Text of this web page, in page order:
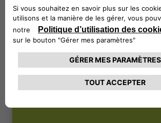
AUX COMPTES
Il s’agit de l’organe chargé de contrôler